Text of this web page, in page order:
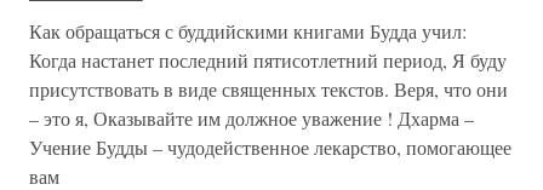
Как обращаться с буддийскими книгами Будда учил:
Когда настанет последний пятисотлетний период, Я буду
присутствовать в виде священных текстов. Веря, что они
– это я, Оказывайте им должное уважение ! Дхарма –
Учение Будды – чудодейственное лекарство, помогающее
вам